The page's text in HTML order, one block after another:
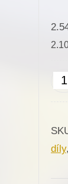
pro
díly,